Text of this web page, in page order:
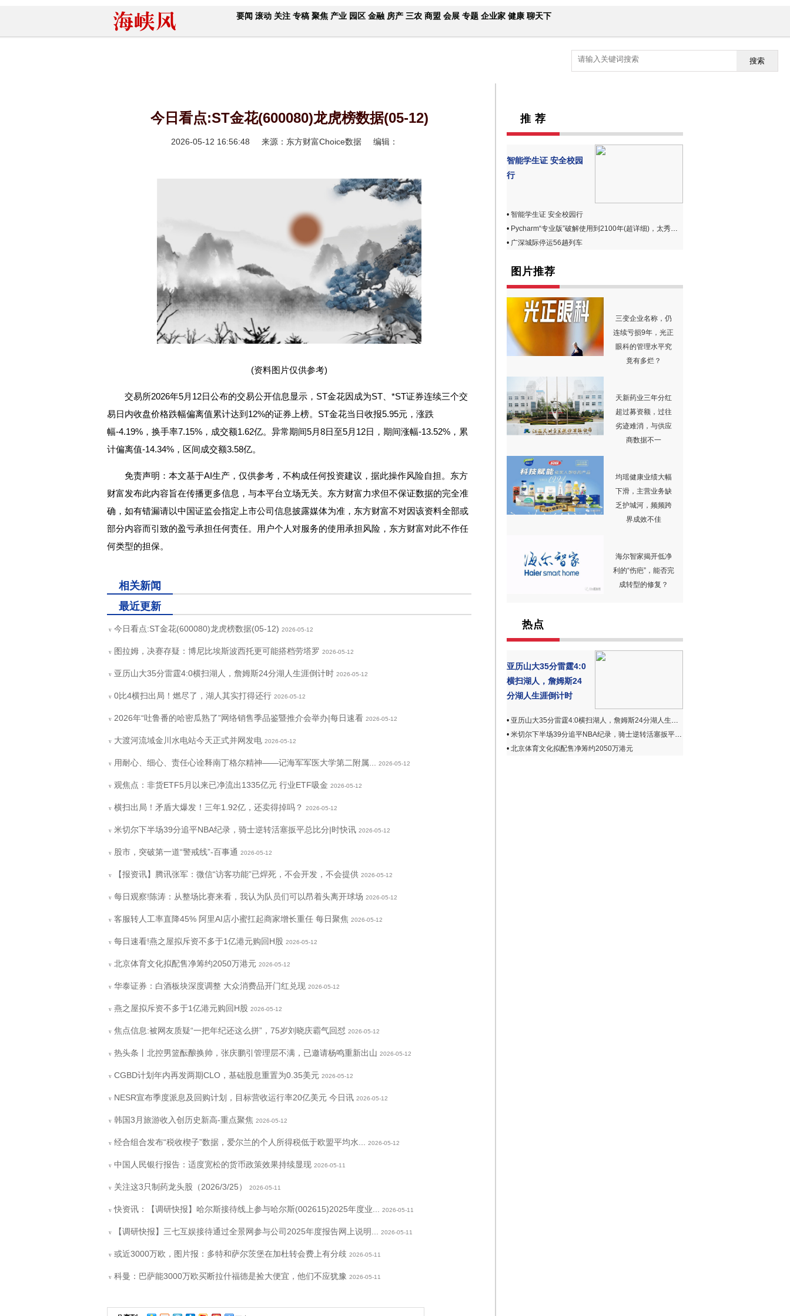
要闻 滚动 关注 专稿 聚焦 产业 园区 金融 房产 三农 商盟 会展 专题 企业家 健康 聊天下
搜索
今日看点:ST金花(600080)龙虎榜数据(05-12)
2026-05-12 16:56:48 来源：东方财富Choice数据 编辑：
(资料图片仅供参考)
交易所2026年5月12日公布的交易公开信息显示，ST金花因成为ST、*ST证券连续三个交
易日内收盘价格跌幅偏离值累计达到12%的证券上榜。ST金花当日收报5.95元，涨跌
幅-4.19%，换手率7.15%，成交额1.62亿。异常期间5月8日至5月12日，期间涨幅-13.52%，累
计偏离值-14.34%，区间成交额3.58亿。
免责声明：本文基于AI生产，仅供参考，不构成任何投资建议，据此操作风险自担。东方
财富发布此内容旨在传播更多信息，与本平台立场无关。东方财富力求但不保证数据的完全准
确，如有错漏请以中国证监会指定上市公司信息披露媒体为准，东方财富不对因该资料全部或
部分内容而引致的盈亏承担任何责任。用户个人对服务的使用承担风险，东方财富对此不作任
何类型的担保。
相关新闻
最近更新
v 今日看点:ST金花(600080)龙虎榜数据(05-12) 2026-05-12
v 图拉姆，决赛存疑：博尼比埃斯波西托更可能搭档劳塔罗 2026-05-12
v 亚历山大35分雷霆4:0横扫湖人，詹姆斯24分湖人生涯倒计时 2026-05-12
v 0比4横扫出局！燃尽了，湖人其实打得还行 2026-05-12
v 2026年“吐鲁番的哈密瓜熟了”网络销售季品鉴暨推介会举办|每日速看 2026-05-12
v 大渡河流域金川水电站今天正式并网发电 2026-05-12
v 用耐心、细心、责任心诠释南丁格尔精神——记海军军医大学第二附属... 2026-05-12
v 观焦点：非货ETF5月以来已净流出1335亿元 行业ETF吸金 2026-05-12
v 横扫出局！矛盾大爆发！三年1.92亿，还卖得掉吗？ 2026-05-12
v 米切尔下半场39分追平NBA纪录，骑士逆转活塞扳平总比分|时快讯 2026-05-12
v 股市，突破第一道“警戒线”-百事通 2026-05-12
v 【报资讯】腾讯张军：微信“访客功能”已焊死，不会开发，不会提供 2026-05-12
v 每日观察!陈涛：从整场比赛来看，我认为队员们可以昂着头离开球场 2026-05-12
v 客服转人工率直降45% 阿里AI店小蜜扛起商家增长重任 每日聚焦 2026-05-12
v 每日速看!燕之屋拟斥资不多于1亿港元购回H股 2026-05-12
v 北京体育文化拟配售净筹约2050万港元 2026-05-12
v 华泰证券：白酒板块深度调整 大众消费品开门红兑现 2026-05-12
v 燕之屋拟斥资不多于1亿港元购回H股 2026-05-12
v 焦点信息:被网友质疑“一把年纪还这么拼”，75岁刘晓庆霸气回怼 2026-05-12
v 热头条丨北控男篮酝酿换帅，张庆鹏引管理层不满，已邀请杨鸣重新出山 2026-05-12
v CGBD计划年内再发两期CLO，基础股息重置为0.35美元 2026-05-12
v NESR宣布季度派息及回购计划，目标营收运行率20亿美元 今日讯 2026-05-12
v 韩国3月旅游收入创历史新高-重点聚焦 2026-05-12
v 经合组合发布“税收楔子”数据，爱尔兰的个人所得税低于欧盟平均水... 2026-05-12
v 中国人民银行报告：适度宽松的货币政策效果持续显现 2026-05-11
v 关注这3只制药龙头股（2026/3/25） 2026-05-11
v 快资讯：【调研快报】哈尔斯接待线上参与哈尔斯(002615)2025年度业... 2026-05-11
v 【调研快报】三七互娱接待通过全景网参与公司2025年度报告网上说明... 2026-05-11
v 或近3000万欧，图片报：多特和萨尔茨堡在加杜转会费上有分歧 2026-05-11
v 科曼：巴萨能3000万欧买断拉什福德是捡大便宜，他们不应犹豫 2026-05-11
推 荐
智能学生证 安全校园
行
• 智能学生证 安全校园行
• Pycharm“专业版”破解使用到2100年(超详细)，太秀、太赞、太好用！
• 广深城际停运56趟列车
图片推荐
三变企业名称，仍
连续亏损9年，光正
眼科的管理水平究
竟有多烂？
天新药业三年分红
超过募资额，过往
劣迹难消，与供应
商数据不一
均瑶健康业绩大幅
下滑，主营业务缺
乏护城河，频频跨
界成效不佳
海尔智家揭开低净
利的“伤疤”，能否完
成转型的修复？
热点
亚历山大35分雷霆4:0
横扫湖人，詹姆斯24
分湖人生涯倒计时
• 亚历山大35分雷霆4:0横扫湖人，詹姆斯24分湖人生涯倒计时
• 米切尔下半场39分追平NBA纪录，骑士逆转活塞扳平总比分|时快讯
• 北京体育文化拟配售净筹约2050万港元